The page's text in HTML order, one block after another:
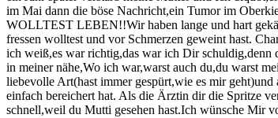
im Mai dann die böse Nachricht,ein Tumor im
WOLLTEST LEBEN!!Wir haben lange und hart
fressen wolltest und vor Schmerzen geweint hast.
ich weiß,es war richtig,das war ich Dir schuldig,denn
in meiner nähe,Wo ich war,warst auch du,du warst
liebevolle Art(hast immer gespürt,wie es mir
einfach bereichert hat. Als die Ärztin dir die Spritze
schnell,weil du Mutti gesehen hast.Ich wünsche Mir